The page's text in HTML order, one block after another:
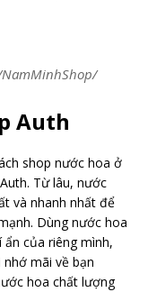
Auth
shop nước hoa ở
Từ lâu, nước
và nhanh nhất để
Dùng nước hoa
của riêng mình,
mãi về bạn
hoa chất lượng